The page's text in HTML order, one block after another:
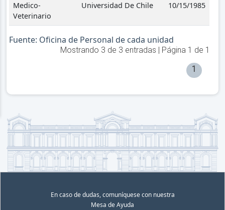
Medico-
Veterinario
Universidad De Chile 10/15/1985
Fuente: Oficina de Personal de cada unidad
Mostrando 3 de 3 entradas | Página 1 de 1
1
En caso de dudas, comuníquese con nuestra
Mesa de Ayuda